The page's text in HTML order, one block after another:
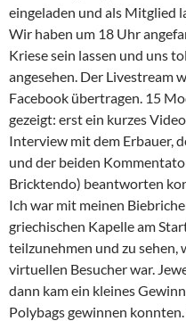
eingeladen und als Mitglied
Wir haben um 18 Uhr
Kriese sein lassen und uns
angesehen. Der Livestream
Facebook übertragen. 15
gezeigt: erst ein kurzes
Interview mit dem Erbauer,
und der beiden
Bricktendo) beantworten
Ich war mit meinen
griechischen Kapelle am
teilzunehmen und zu sehen,
virtuellen Besucher war.
dann kam ein kleines
Polybags gewinnen